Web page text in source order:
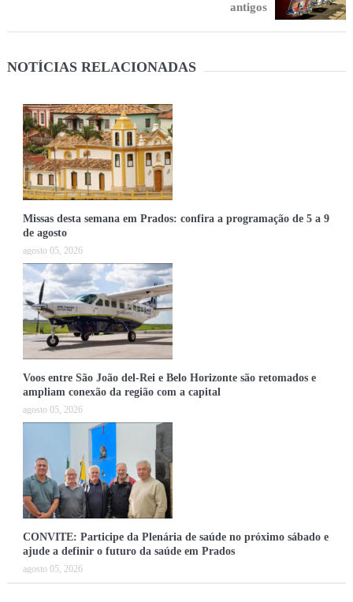
antigos
NOTÍCIAS RELACIONADAS
Missas desta semana em Prados: confira a programação de 5 a 9
de agosto
agosto 05, 2026
Voos entre São João del-Rei e Belo Horizonte são retomados e
ampliam conexão da região com a capital
agosto 05, 2026
CONVITE: Participe da Plenária de saúde no próximo sábado e
ajude a definir o futuro da saúde em Prados
agosto 05, 2026